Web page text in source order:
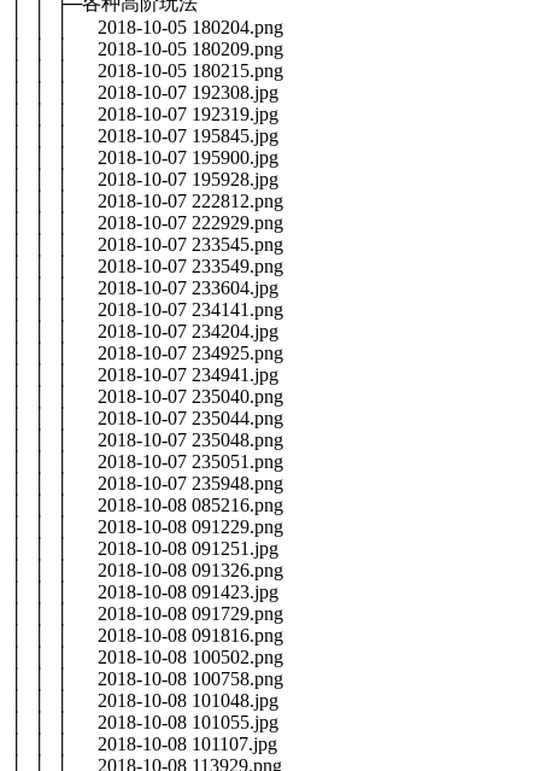
│ │ │ 2018-10-05 180204.png
│ │ │ 2018-10-05 180209.png
│ │ │ 2018-10-05 180215.png
│ │ │ 2018-10-07 192308.jpg
│ │ │ 2018-10-07 192319.jpg
│ │ │ 2018-10-07 195845.jpg
│ │ │ 2018-10-07 195900.jpg
│ │ │ 2018-10-07 195928.jpg
│ │ │ 2018-10-07 222812.png
│ │ │ 2018-10-07 222929.png
│ │ │ 2018-10-07 233545.png
│ │ │ 2018-10-07 233549.png
│ │ │ 2018-10-07 233604.jpg
│ │ │ 2018-10-07 234141.png
│ │ │ 2018-10-07 234204.jpg
│ │ │ 2018-10-07 234925.png
│ │ │ 2018-10-07 234941.jpg
│ │ │ 2018-10-07 235040.png
│ │ │ 2018-10-07 235044.png
│ │ │ 2018-10-07 235048.png
│ │ │ 2018-10-07 235051.png
│ │ │ 2018-10-07 235948.png
│ │ │ 2018-10-08 085216.png
│ │ │ 2018-10-08 091229.png
│ │ │ 2018-10-08 091251.jpg
│ │ │ 2018-10-08 091326.png
│ │ │ 2018-10-08 091423.jpg
│ │ │ 2018-10-08 091729.png
│ │ │ 2018-10-08 091816.png
│ │ │ 2018-10-08 100502.png
│ │ │ 2018-10-08 100758.png
│ │ │ 2018-10-08 101048.jpg
│ │ │ 2018-10-08 101055.jpg
│ │ │ 2018-10-08 101107.jpg
│ │ │ 2018-10-08 113929.png